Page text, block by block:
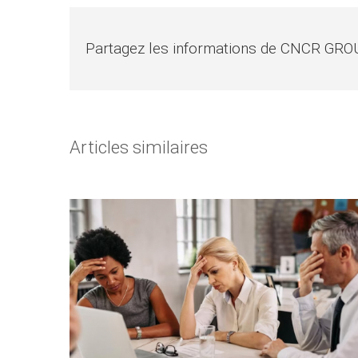
Partagez les informations de CNCR
Articles similaires